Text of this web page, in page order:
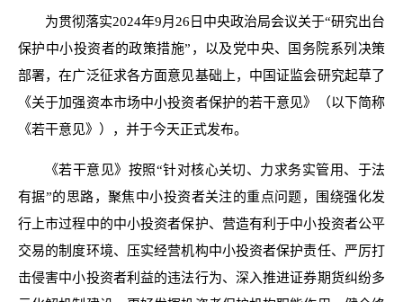
为贯彻落实2024年9月26日中央政治局会议关于“研究出台
保护中小投资者的政策措施”，以及党中央、国务院系列决策
部署，在广泛征求各方面意见基础上，中国证监会研究起草了
《关于加强资本市场中小投资者保护的若干意见》（以下简称
《若干意见》），并于今天正式发布。
《若干意见》按照“针对核心关切、力求务实管用、于法
有据”的思路，聚焦中小投资者关注的重点问题，围绕强化发
行上市过程中的中小投资者保护、营造有利于中小投资者公平
交易的制度环境、压实经营机构中小投资者保护责任、严厉打
击侵害中小投资者利益的违法行为、深入推进证券期货纠纷多